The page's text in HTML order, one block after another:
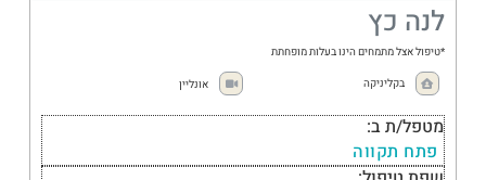
לנה כץ
*טיפול אצל מתמחים הינו בעלות מופחתת
בקליניקה אונליין
מטפל/ת ב:
פתח תקווה